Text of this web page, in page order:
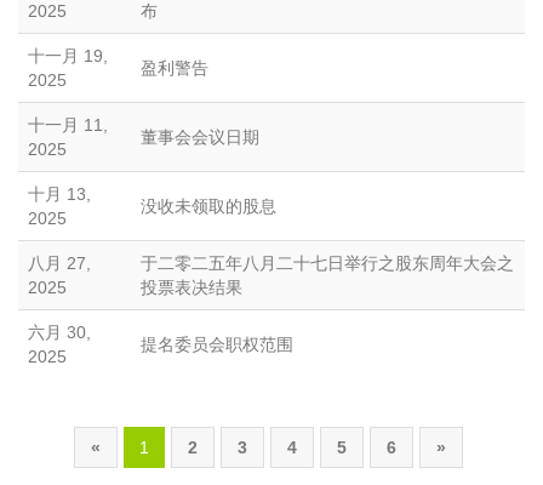
2025
布
十一月 19,
2025
盈利警告
十一月 11,
2025
董事会会议日期
十月 13,
2025
没收未领取的股息
八月 27,
2025
于二零二五年八月二十七日举行之股东周年大会之
投票表决结果
六月 30,
2025
提名委员会职权范围
« 1 2 3 4 5 6 »